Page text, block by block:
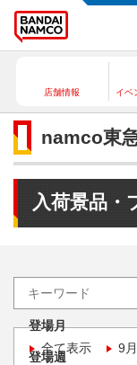
店舗情報 イベ
namco東
入荷景品・
登場月
全て表示
9月
登場週